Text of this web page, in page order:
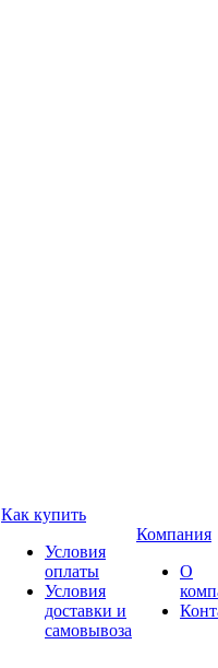
Как купить
Условия
оплаты
Условия
доставки и
самовывоза
Компания
О